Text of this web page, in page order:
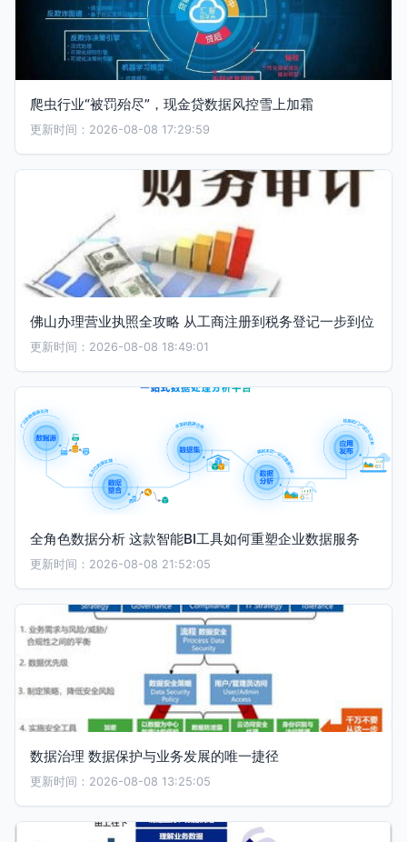
爬虫行业“被罚殆尽”，现金贷数据风控雪上加霜
更新时间：2026-08-08 17:29:59
佛山办理营业执照全攻略 从工商注册到税务登记一步到位
更新时间：2026-08-08 18:49:01
全角色数据分析 这款智能BI工具如何重塑企业数据服务
更新时间：2026-08-08 21:52:05
数据治理 数据保护与业务发展的唯一捷径
更新时间：2026-08-08 13:25:05